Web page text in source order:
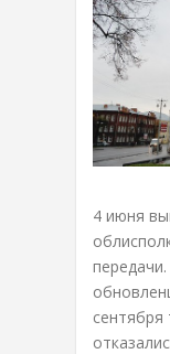
4 июня
сентября